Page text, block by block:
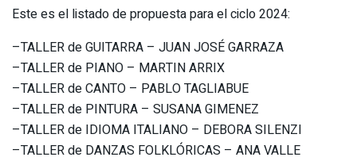
Este es el listado de propuesta para el ciclo 2024:
–TALLER de GUITARRA – JUAN JOSÉ GARRAZA
–TALLER de PIANO – MARTIN ARRIX
–TALLER de CANTO – PABLO TAGLIABUE
–TALLER de PINTURA – SUSANA GIMENEZ
–TALLER de IDIOMA ITALIANO – DEBORA SILENZI
–TALLER de DANZAS FOLKLÓRICAS – ANA VALLE